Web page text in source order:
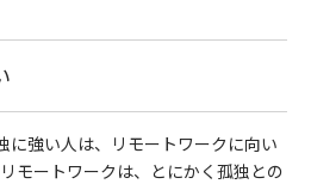
に強い人は、リモートワークに向い
モートワークは、とにかく孤独との